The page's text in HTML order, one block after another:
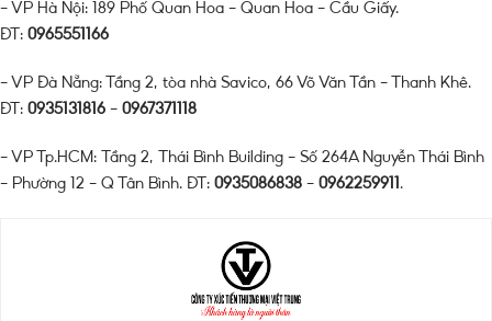
– VP Hà Nội: 189 Phố Quan Hoa – Quan Hoa – Cầu Giấy.
ĐT: 0965551166
– VP Đà Nẵng: Tầng 2, tòa nhà Savico, 66 Võ Văn Tần – Thanh Khê.
ĐT: 0935131816 – 0967371118
– VP Tp.HCM: Tầng 2, Thái Bình Building – Số 264A Nguyễn Thái Bình
– Phường 12 – Q Tân Bình. ĐT: 0935086838 – 0962259911